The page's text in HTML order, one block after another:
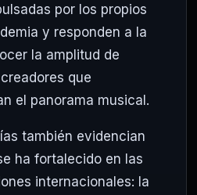
por los propios
y responden a la
la amplitud de
que
el panorama musical.
también evidencian
ha fortalecido en las
internacionales: la